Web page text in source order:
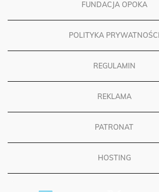
FUNDACJA OPOKA
POLITYKA PRYWATNOŚCI
REGULAMIN
REKLAMA
PATRONAT
HOSTING